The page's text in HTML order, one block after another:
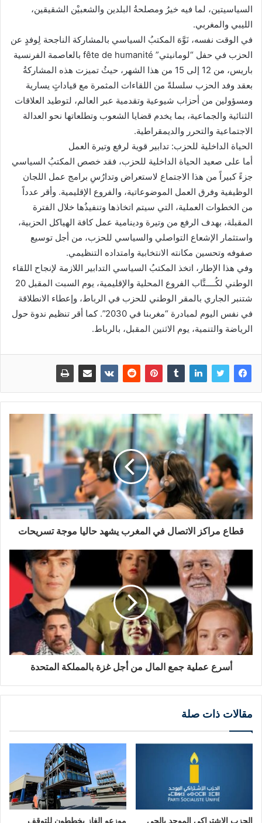
السياسيتين، لما فيه خيرُ ومصلحةُ البلدين والشعبيْن الشقيقين،
الليبي والمغربي.
في الوقت نفسه، نَوَّهَ المكتبُ السياسي بالمشاركة الناجحة لِوفدٍ عن
الحزب في حفل “لومانيتي” fête de humanité بالعاصمة الفرنسية
باريس، من 12 إلى 15 من هذا الشهر، حيثُ تميزت هذه المشاركةُ
بعقد وفد الحزب سلسلةً من اللقاءات المثمرة مع قياداتٍ يسارية
ومسؤولين من أحزاب شيوعية وتقدمية عبر العالم، لتوطيد العلاقات
الثنائية والجماعية، بما يخدم قضايا الشعوب وتطلعاتها نحو العدالة
الاجتماعية والتحرر والديمقراطية.
الحياة الداخلية للحزب: تدابير قوية لرفع وتيرة العمل
أما على صعيد الحياة الداخلية للحزب، فقد خصص المكتبُ السياسي
جزءً كبيراً من هذا الاجتماع لاستعراض وتدارُسِ برامج عمل اللجان
الوظيفية وفرق العمل الموضوعاتية، والفروع الإقليمية. وأقر عدداً
من الخطوات العملية، التي سيتم اتخاذها وتنفيذُها خلال الفترة
المقبلة، بهدف الرفع من وتيرة ودينامية عمل كافة الهياكل الحزبية،
واستثمار الإشعاع التواصلي والسياسي للحزب، من أجل توسيع
صفوفه وتحسين مكانته الانتخابية وامتداده التنظيمي.
وفي هذا الإطار، اتخذ المكتبُ السياسي التدابير اللازمة لإنجاح اللقاء
الوطني لكُــــتَّاب الفروع المحلية والإقليمية، يوم السبت المقبل 20
شتنبر الجاري بالمقر الوطني للحزب في الرباط، وإعطاء الانطلاقة
في نفس اليوم لمبادرة “مغربنا في 2030”. كما أقر تنظيم ندوة حول
الرياضة والتنمية، يوم الاثنين المقبل، بالرباط.
قطاع مراكز الاتصال في المغرب يشهد حاليا موجة تسريحات
أسرع عملية جمع المال من أجل غزة بالمملكة المتحدة
مقالات ذات صلة
الحزب الاشتراكي الموحد بالحي موزعو الغاز يخططون للتوقف